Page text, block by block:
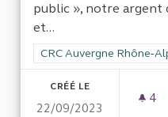
public », notre argent
et...
Filtrer les résultats de la
CRC Auvergne Rhône-
CRÉÉ LE
22/09/2023
4